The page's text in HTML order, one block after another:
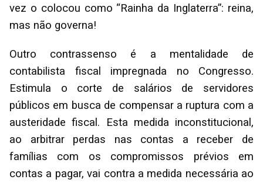
vez o colocou como “Rainha da Inglaterra”: reina,
mas não governa!
Outro contrassenso é a mentalidade de
contabilista fiscal impregnada no Congresso.
Estimula o corte de salários de servidores
públicos em busca de compensar a ruptura com a
austeridade fiscal. Esta medida inconstitucional,
ao arbitrar perdas nas contas a receber de
famílias com os compromissos prévios em
contas a pagar, vai contra a medida necessária ao